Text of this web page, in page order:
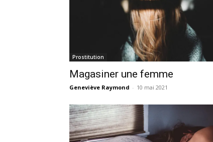
Prostitution
Magasiner une femme
Geneviève Raymond - 10 mai 2021